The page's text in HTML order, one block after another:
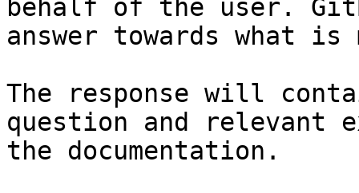
behalf of the user.
answer towards what
The response will
question and relevant
the documentation.